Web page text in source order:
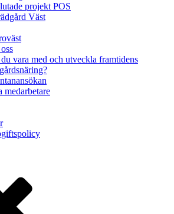
projekt POS
Väst
vara med och utveckla framtidens
medarbetare